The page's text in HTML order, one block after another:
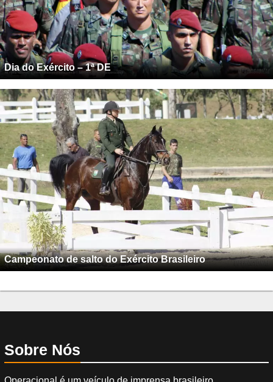
Dia do Exército – 1ª DE
Campeonato de salto do Exército Brasileiro
Sobre Nós